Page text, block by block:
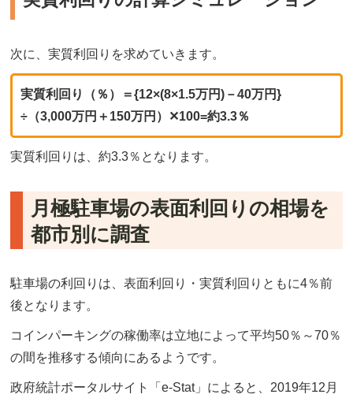
次に、実質利回りを求めていきます。
実質利回り（％）＝{12×(8×1.5万円)－40万円}
÷（3,000万円＋150万円）✕100=約3.3％
実質利回りは、約3.3％となります。
月極駐車場の表面利回りの相場を
都市別に調査
駐車場の利回りは、表面利回り・実質利回りともに4％前
後となります。
コインパーキングの稼働率は立地によって平均50％～70％
の間を推移する傾向にあるようです。
政府統計ポータルサイト「e-Stat」によると、2019年12月